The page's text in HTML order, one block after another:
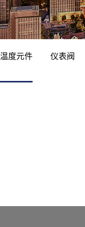
温度元件 仪表阀